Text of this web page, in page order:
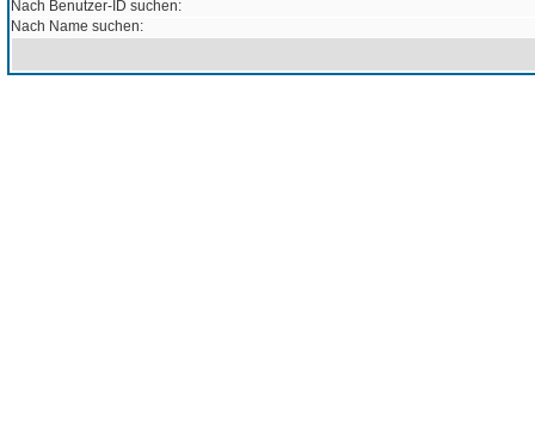
Nach Benutzer-ID suchen:
Nach Name suchen: